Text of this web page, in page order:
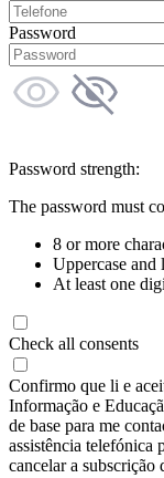
Password
Password strength:
The password must
8 or more
Uppercase and
At least one
Check all consents
Confirmo que li e
Informação e
de base para me
assistência telefónica
cancelar a subscrição